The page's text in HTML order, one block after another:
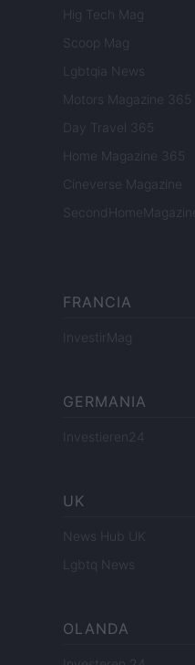
Hig Tech Mag
Scoop Mag
Lgbtqia News
Motors Magazine 365
Day Travel 365
Home Magazine 365
Cineverse Magazine
SecondHomeMagazine
FRANCIA
InvestirMag
GERMANIA
Investieren24
UK
News Hub UK
Lgbtq News
OLANDA